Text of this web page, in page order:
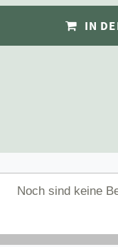
IN
Noch sind keine